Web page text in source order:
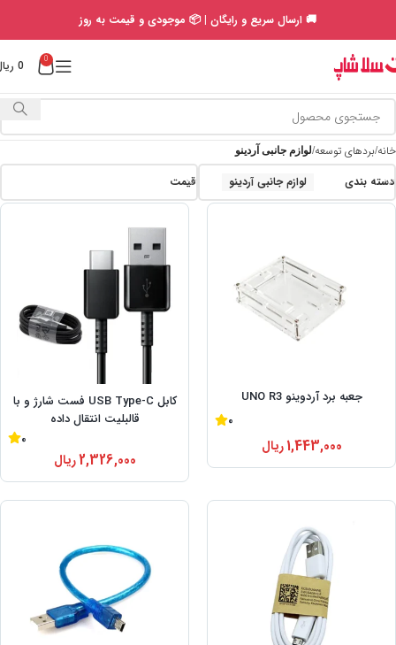
🚚 ارسال سریع و رایگان | 📦 موجودی و قیمت به روز
0
0
خانه بردهای توسعه لوازم جانبی آردینو
دسته بندی لوازم جانبی آردینو قیمت
جعبه برد آردوینو UNO R3
0
1,443,000ریال
کابل USB Type-C فست شارژ و با
قالبلیت انتقال داده
0
2,326,000ریال